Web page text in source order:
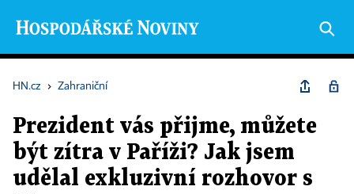
HN.cz › Zahraniční
Prezident vás přijme, můžete
být zítra v Paříži? Jak jsem
udělal exkluzivní rozhovor s